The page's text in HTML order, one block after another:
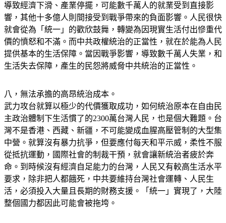
被國際制裁，及自我切斷來自台灣科技產品零組件供應鏈，所
導致經濟下滑、產業停擺，可能數千萬人的就業受到直接影
響，其他十多億人則間接受到戰爭帶來的負面影響。人民很快
就會從為「統一」的歡欣鼓舞，轉變為因現實生活付出慘重代
價的憤怒和不滿。而中共政權統治的正當性，就在於能為人民
提供基本的生活保障。當因戰爭影響，導致數千萬人失業，和
八，無法承擔的高昂統治成本。
武力攻台就算以極少的代價獲取成功，如何統治原本在自由民
主政治體制下生活慣了的2300萬台灣人民，也是個大難題。台
灣不是香港、西藏、新疆，不可能變成血腥高壓管制的大型集
中營。就算沒有暴力抗爭，但要應付每天和平示威，柔性不服
從抵抗運動，國際社會的制裁干預，就會讓新統治者疲於奔
命。到時候沒有經濟自足能力的台灣，人民又有較高生活水平
要求，除非把人都餓死，中共要維持台灣社會運轉、人民生
活，必須投入大量且長期的財務支援。「統一」實現了，大陸